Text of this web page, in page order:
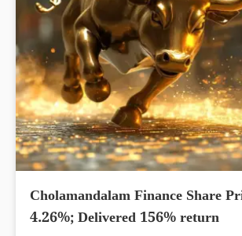
Cholamandalam Finance Share
4.26%; Delivered 156% return